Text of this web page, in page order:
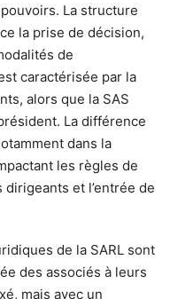
La structure
la prise de décision,
de
caractérisée par la
alors que la SAS
La différence
dans la
les règles de
et l’entrée de
de la SARL sont
des associés à leurs
mais avec un